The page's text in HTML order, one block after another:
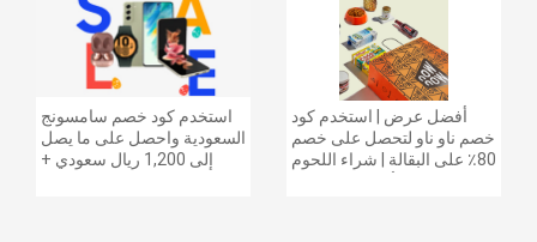
الطلبات التي تزيد قيمتها عن
1425 ريالًا سعوديًا | شحن مج
استخدم كود خصم سامسونج
السعودية واحصل على ما يصل
إلى 1,200 ريال سعودي +
أفضل عرض | استخدم كود
خصم ناو ناو لتحصل على خصم
80٪ على البقالة | شراء اللحوم